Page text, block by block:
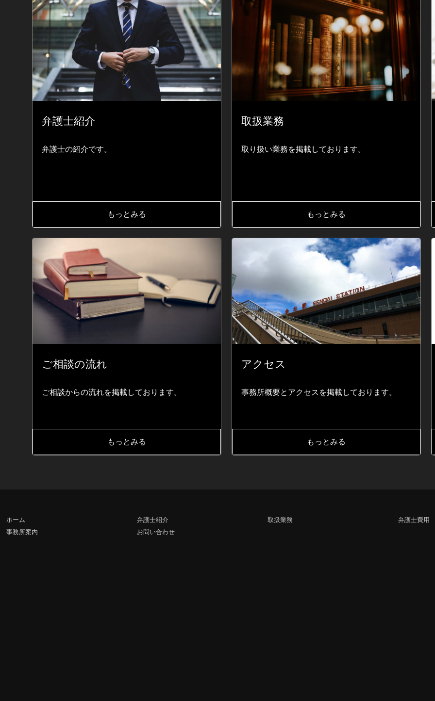
弁護士紹介
弁護士の紹介です。
もっとみる
取扱業務
取り扱い業務を掲載しております。
もっとみる
ご相談の流れ
ご相談からの流れを掲載しております。
もっとみる
アクセス
事務所概要とアクセスを掲載しております。
もっとみる
ホーム 弁護士紹介 取扱業務 弁護士費用
事務所案内
お問い合わせ